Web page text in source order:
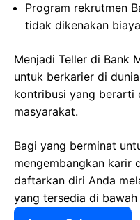
Program rekrutmen
tidak dikenakan
Menjadi Teller di Bank
untuk berkarier di
kontribusi yang berarti
masyarakat.
Bagi yang berminat
mengembangkan karir
daftarkan diri Anda
yang tersedia di bawah